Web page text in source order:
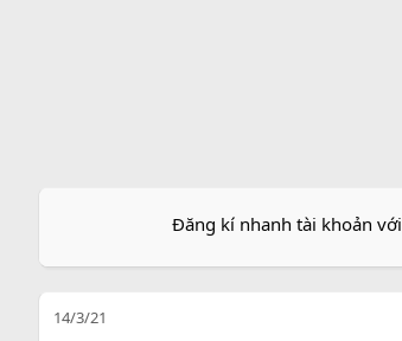
Đăng kí nhanh tài khoản với
14/3/21